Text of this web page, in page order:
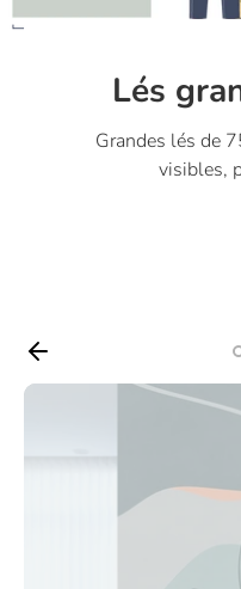
Lés
Grandes lés de
visibles,